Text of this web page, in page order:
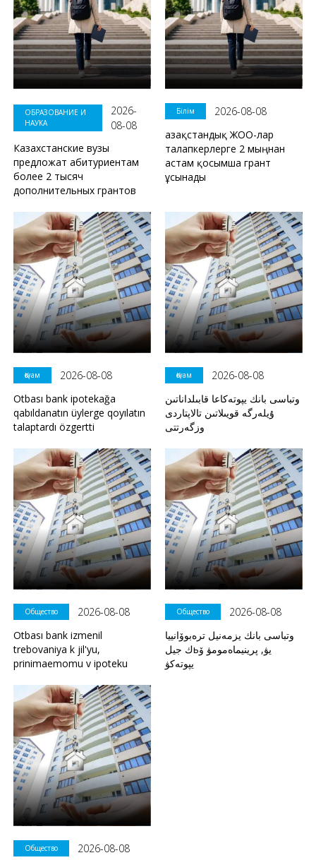
ОБРАЗОВАНИЕ И
НАУКА
2026-
08-08
Казахстанские вузы
предложат абитуриентам
более 2 тысяч
дополнительных грантов
Білім
2026-08-08
Қазақстандық ЖОО-лар
талапкерлерге 2 мыңнан
астам қосымша грант
ұсынады
Қоғам
2026-08-08
Otbası bank ipotekağa
qabıldanatın üylerge qoyılatın
talaptardı özgertti
Қоғам
2026-08-08
وتباسى بانك يپوتەكاعا قابىلداناتىن
ۇيلەرگە قويىلاتىن تالاپتاردى
وزگەرتتى
Общество
2026-08-08
Otbası bank izmenil
trebovaniya k jil'yu,
prinimaemomu v ipoteku
Общество
2026-08-08
وتباسى بانك يزمەنيل ترەبوۆانييا
ك جيلьيۋ, پرينيماەمومۋ ۆ
يپوتەكۋ
Общество 2026-08-08